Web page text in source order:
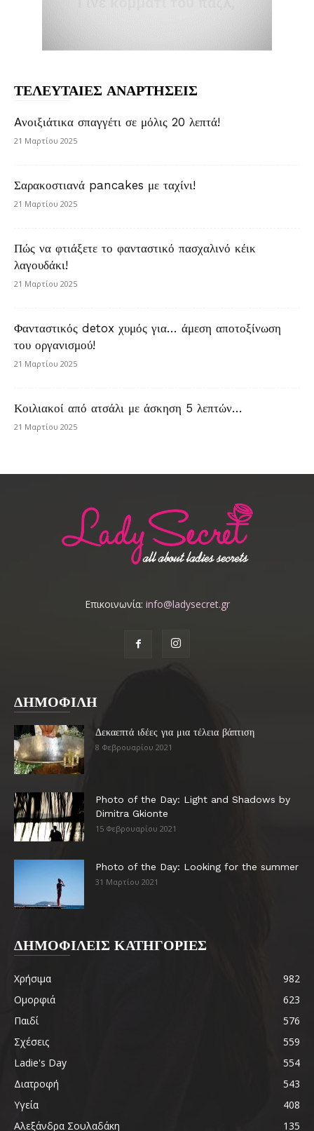
ΤΕΛΕΥΤΑΙΕΣ ΑΝΑΡΤΗΣΕΙΣ
Aνοιξιάτικα σπαγγέτι σε μόλις 20 λεπτά!
21 Μαρτίου 2025
Σαρακοστιανά pancakes με ταχίνι!
21 Μαρτίου 2025
Πώς να φτιάξετε το φανταστικό πασχαλινό κέικ
λαγουδάκι!
21 Μαρτίου 2025
Φανταστικός detox χυμός για… άμεση αποτοξίνωση
του οργανισμού!
21 Μαρτίου 2025
Κοιλιακοί από ατσάλι με άσκηση 5 λεπτών…
21 Μαρτίου 2025
Επικοινωνία: info@ladysecret.gr
ΔΗΜΟΦΙΛΗ
Δεκαεπτά ιδέες για μια τέλεια βάπτιση
8 Φεβρουαρίου 2021
Photo of the Day: Light and Shadows by
Dimitra Gkionte
15 Φεβρουαρίου 2021
Photo of the Day: Looking for the summer
31 Μαρτίου 2021
ΔΗΜΟΦΙΛΕΙΣ ΚΑΤΗΓΟΡΙΕΣ
Χρήσιμα
982
Ομορφιά
623
Παιδί
576
Σχέσεις
559
Ladie's Day
554
Διατροφή
543
Υγεία
408
Αλεξάνδρα Σουλαδάκη
135